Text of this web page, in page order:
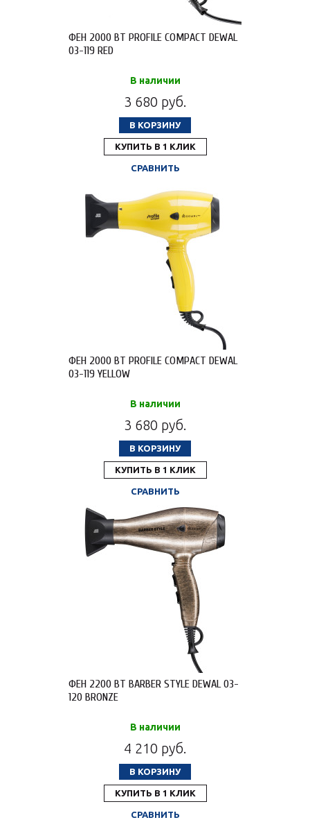
ФЕН 2000 ВТ PROFILE COMPACT DEWAL
03-119 RED
В наличии
3 680 руб.
В КОРЗИНУ
КУПИТЬ В 1 КЛИК
СРАВНИТЬ
ФЕН 2000 ВТ PROFILE COMPACT DEWAL
03-119 YELLOW
В наличии
3 680 руб.
В КОРЗИНУ
КУПИТЬ В 1 КЛИК
СРАВНИТЬ
ФЕН 2200 ВТ BARBER STYLE DEWAL 03-
120 BRONZE
В наличии
4 210 руб.
В КОРЗИНУ
КУПИТЬ В 1 КЛИК
СРАВНИТЬ